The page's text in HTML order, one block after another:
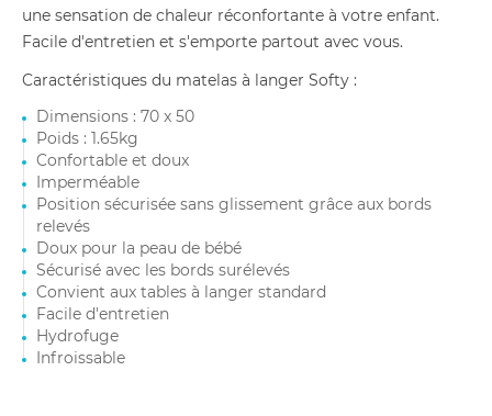
une sensation de chaleur réconfortante à votre enfant.
Facile d'entretien et s'emporte partout avec vous.
Caractéristiques du matelas à langer Softy :
Dimensions : 70 x 50
Poids : 1.65kg
Confortable et doux
Imperméable
Position sécurisée sans glissement grâce aux bords
relevés
Doux pour la peau de bébé
Sécurisé avec les bords surélevés
Convient aux tables à langer standard
Facile d'entretien
Hydrofuge
Infroissable